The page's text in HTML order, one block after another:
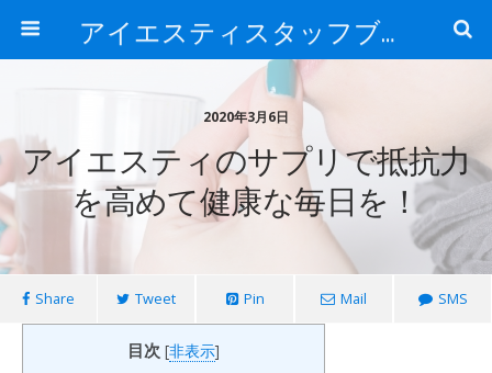
アイエスティスタッフブログ
2020年3月6日
アイエスティのサプリで抵抗力
を高めて健康な毎日を！
Share Tweet Pin Mail SMS
目次 [非表示]